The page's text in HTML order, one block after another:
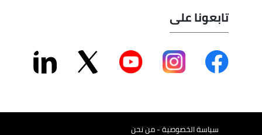
تابعونا على
سياسة الخصوصية - من نحن